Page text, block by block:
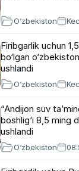
O‘zbekiston
Firibgarlik uchun
bo‘lgan
ushlandi
O‘zbekiston
“Andijon suv
boshlig‘i 8,5 ming
ushlandi
O‘zbekiston